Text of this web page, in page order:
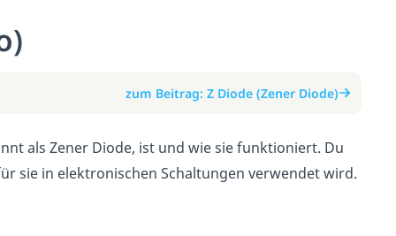
zum Beitrag: Z Diode (Zener Diode)
als Zener Diode, ist und wie sie funktioniert. Du
sie in elektronischen Schaltungen verwendet wird.